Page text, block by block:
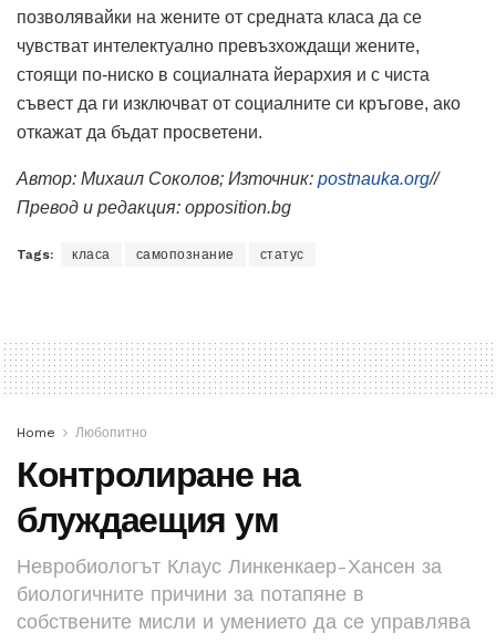
позволявайки на жените от средната класа да се
чувстват интелектуално превъзхождащи жените,
стоящи по-ниско в социалната йерархия и с чиста
съвест да ги изключват от социалните си кръгове, ако
откажат да бъдат просветени.
Автор: Михаил Соколов; Източник: postnauka.org//
Превод и редакция: opposition.bg
Tags: класа самопознание статус
Home Любопитно
Контролиране на
блуждаещия ум
Невробиологът Клаус Линкенкаер-Хансен за
биологичните причини за потапяне в
собствените мисли и умението да се управлява